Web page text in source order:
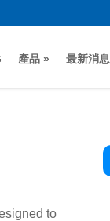
產品 » 最新消息
to